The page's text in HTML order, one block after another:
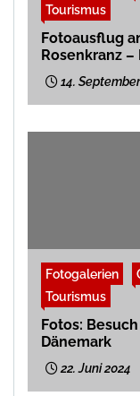
Tourismus
Fotoausflug
Rosenkranz –
14.
Fotogalerien
Tourismus
Fotos:
Dänemark
22. Juni 2024